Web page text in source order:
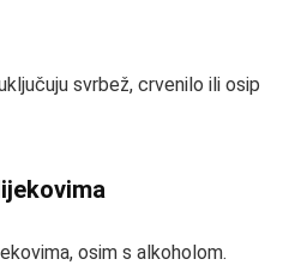
svrbež, crvenilo ili osip
osim s alkoholom.